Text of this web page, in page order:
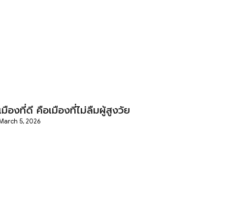
มืองที่ดี คือเมืองที่ไม่ลืมผู้สูงวัย
5, 2026